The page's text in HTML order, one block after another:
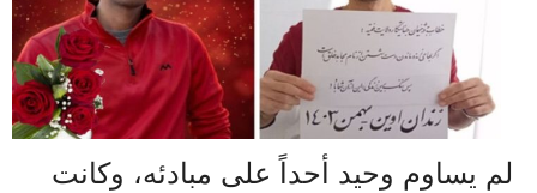
لم يساوم وحيد أحداً على مبادئه، وكانت